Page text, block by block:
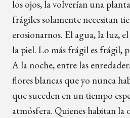
los ojos, la volverían una
frágiles solamente necesitan
erosionarnos. El agua, la luz,
la piel. Lo más frágil es frágil,
A la noche, entre las
flores blancas que yo nunca
que suceden en un tiempo
atmósfera. Quienes habitan la